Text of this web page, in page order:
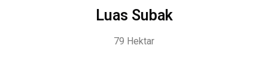
Luas Subak
79 Hektar